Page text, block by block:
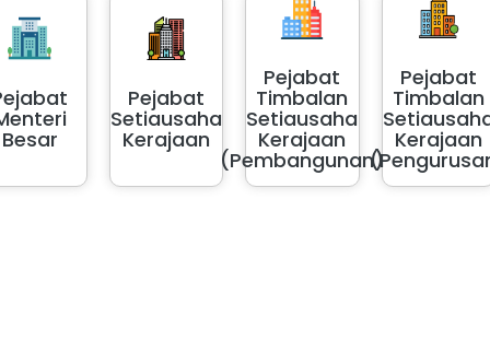
Besar
Pejabat
Setiausaha
Kerajaan
Pejabat
Timbalan
Setiausaha
Kerajaan
(Pembangunan)
Pejabat
Timbalan
Kerajaan